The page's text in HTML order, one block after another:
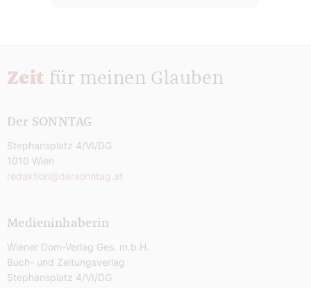
Zeit für meinen Glauben
Der SONNTAG
Stephansplatz 4/VI/DG
1010 Wien
redaktion@dersonntag.at
Medieninhaberin
Wiener Dom-Verlag Ges. m.b.H.
Buch- und Zeitungsverlag
Stephansplatz 4/VI/DG